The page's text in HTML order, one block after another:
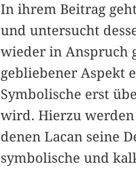
In ihrem Beitrag
und untersucht
wieder in Anspruch
gebliebener Aspekt
Symbolische erst
wird. Hierzu werden
denen Lacan seine
symbolische und